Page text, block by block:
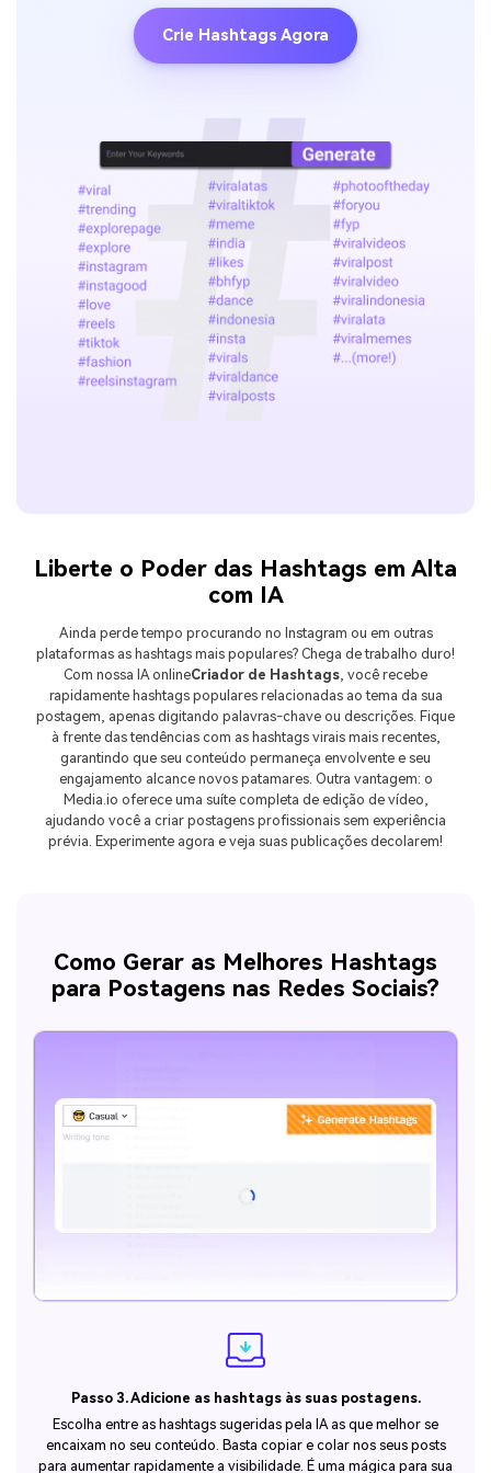
Crie Hashtags Agora
Liberte o Poder das Hashtags em Alta
com IA
Ainda perde tempo procurando no Instagram ou em outras
plataformas as hashtags mais populares? Chega de trabalho duro!
Com nossa IA onlineCriador de Hashtags , você recebe
rapidamente hashtags populares relacionadas ao tema da sua
postagem, apenas digitando palavras-chave ou descrições. Fique
à frente das tendências com as hashtags virais mais recentes,
garantindo que seu conteúdo permaneça envolvente e seu
engajamento alcance novos patamares. Outra vantagem: o
Media.io oferece uma suíte completa de edição de vídeo,
ajudando você a criar postagens profissionais sem experiência
prévia. Experimente agora e veja suas publicações decolarem!
Como Gerar as Melhores Hashtags
para Postagens nas Redes Sociais?
Passo 3. Adicione as hashtags às suas postagens.
Escolha entre as hashtags sugeridas pela IA as que melhor se
encaixam no seu conteúdo. Basta copiar e colar nos seus posts
para aumentar rapidamente a visibilidade. É uma mágica para sua